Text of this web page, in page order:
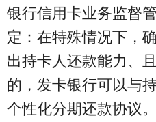
银行信用卡业务监督
定：在特殊情况下，
出持卡人还款能力、
的，发卡银行可以与
个性化分期还款协议。